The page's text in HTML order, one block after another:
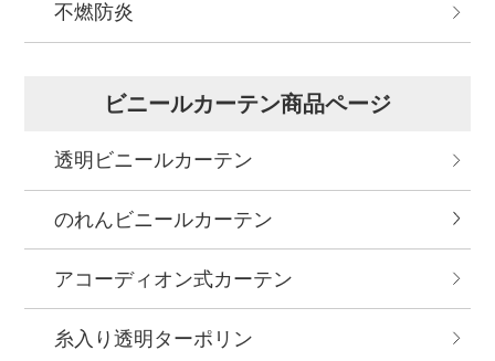
不燃防炎
ビニールカーテン商品ページ
透明ビニールカーテン
のれんビニールカーテン
アコーディオン式カーテン
糸入り透明ターポリン